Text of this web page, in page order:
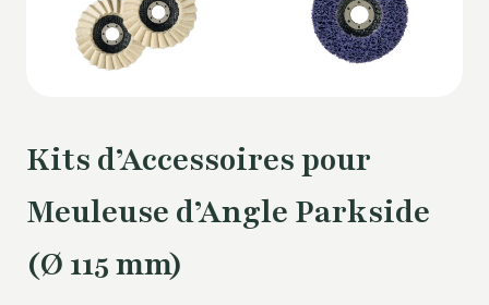
Kits d’Accessoires pour
Meuleuse d’Angle Parkside
(Ø 115 mm)